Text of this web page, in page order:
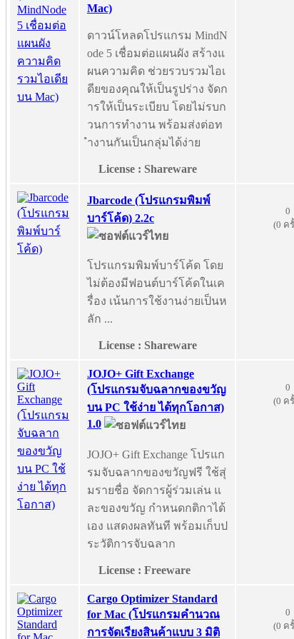
Mac)
ดาวน์โหลดโปรแกรม MindN
ode 5 เชื่อมต่อแผนผัง สร้างแ
ผนความคิด ช่วยรวบรวมไอเ
ดียของคุณให้เป็นรูปร่าง จัดก
ารให้เป็นระเบียบ โดยไม่รบก
วนการทำงาน พร้อมส่งต่อท
ำงานกันเป็นกลุ่มได้ง่าย
License : Shareware
Jbarcode (โปรแกรมพิมพ์
บาร์โค้ด) 2.2c
โปรแกรมพิมพ์บาร์โค้ด โดย
ไม่ต้องมีฟอนต์บาร์โค้ดในเค
รื่อง เน้นการใช้งานง่ายเป็นห
ลัก ...
License : Shareware
0
(0 ค
JOJO+ Gift Exchange
(โปรแกรมจับฉลากของขวัญ
บน PC ใช้ง่าย ได้ทุกโอกาส)
1.0
JOJO+ Gift Exchange โปรแก
รมจับฉลากของขวัญฟรี ใช้สุ่
มรายชื่อ จัดการผู้ร่วมเล่น แ
ละของขวัญ กำหนดกติกาได้
เอง แสดงผลทันที พร้อมเก็บป
ระวัติการจับฉลาก
License : Freeware
0
(0 ค
Cargo Optimizer Standard
for Mac (โปรแกรมคำนวณ
การจัดเรียงสินค้าแบบ 3 มิติ
0
(0 ค